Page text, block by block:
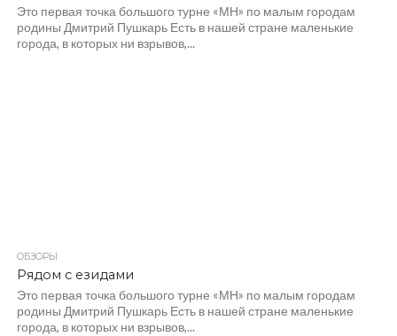
Это первая точка большого турне «МН» по малым городам
родины Дмитрий Пушкарь Есть в нашей стране маленькие
города, в которых ни взрывов,...
ОБЗОРЫ
Рядом с езидами
Это первая точка большого турне «МН» по малым городам
родины Дмитрий Пушкарь Есть в нашей стране маленькие
города, в которых ни взрывов,...